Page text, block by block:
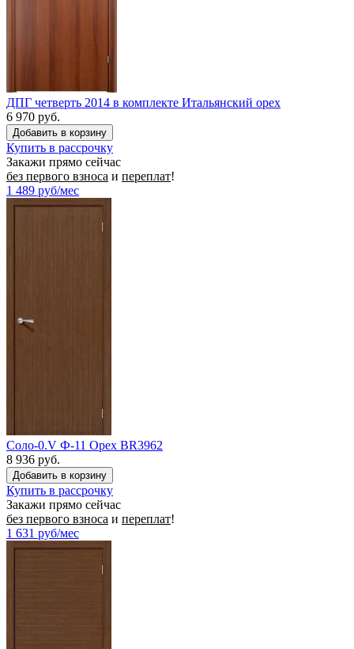
ДПГ четверть 2014 в комплекте Итальянский орех
6 970 руб.
Купить в рассрочку
Закажи прямо сейчас
без первого взноса и переплат!
1 489 руб/мес
Соло-0.V Ф-11 Орех BR3962
8 936 руб.
Купить в рассрочку
Закажи прямо сейчас
без первого взноса и переплат!
1 631 руб/мес